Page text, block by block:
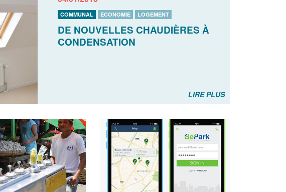
COMMUNAL ECONOMIE LOGEMENT
DE NOUVELLES CHAUDIÈRES À
CONDENSATION
LIRE PLUS